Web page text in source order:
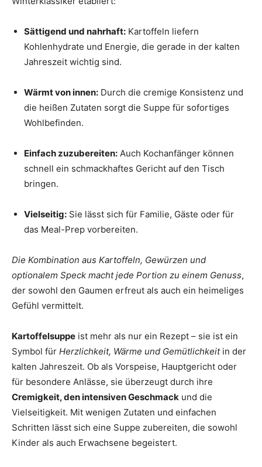
Sättigend und nahrhaft: Kartoffeln liefern
Kohlenhydrate und Energie, die gerade in der kalten
Jahreszeit wichtig sind.
Wärmt von innen: Durch die cremige Konsistenz und
die heißen Zutaten sorgt die Suppe für sofortiges
Wohlbefinden.
Einfach zuzubereiten: Auch Kochanfänger können
schnell ein schmackhaftes Gericht auf den Tisch
bringen.
Vielseitig: Sie lässt sich für Familie, Gäste oder für
das Meal-Prep vorbereiten.
Die Kombination aus Kartoffeln, Gewürzen und
optionalem Speck macht jede Portion zu einem Genuss,
der sowohl den Gaumen erfreut als auch ein heimeliges
Gefühl vermittelt.
Kartoffelsuppe ist mehr als nur ein Rezept – sie ist ein
Symbol für Herzlichkeit, Wärme und Gemütlichkeitin der
kalten Jahreszeit. Ob als Vorspeise, Hauptgericht oder
für besondere Anlässe, sie überzeugt durch ihre
Cremigkeit, den intensiven Geschmack und die
Vielseitigkeit. Mit wenigen Zutaten und einfachen
Schritten lässt sich eine Suppe zubereiten, die sowohl
Kinder als auch Erwachsene begeistert.